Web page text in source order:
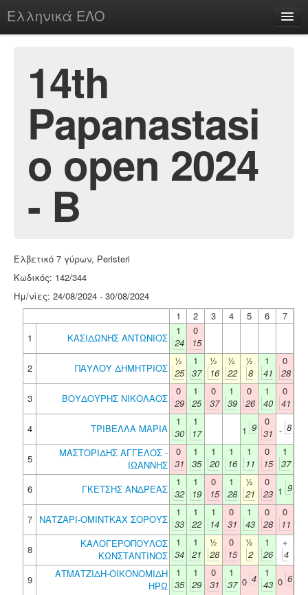
Ελληνικά ΕΛΟ
chesstu.be @ discord
Login
14th
Papanastasi
o open 2024
- B
Ελβετικό 7 γύρων, Peristeri
Κωδικός: 142/344
Ημ/νίες: 24/08/2024 - 30/08/2024
1
2 3 4 5 6
7
1
ΚΑΣΙΔΩΝΗΣ ΑΝΤΩΝΙΟΣ
1
24
0
15
2
ΠΑΥΛΟΥ ΔΗΜΗΤΡΙΟΣ
½
25
1
37
½
16
½
22
½
8
1
41
0
28
3
ΒΟΥΔΟΥΡΗΣ ΝΙΚΟΛΑΟΣ
0
29
1
25
0
37
1
39
0
26
1
40
0
41
4
ΤΡΙΒΕΛΛΑ ΜΑΡΙΑ
1
30
1
17
1 9
0
31 - 8
5
ΜΑΣΤΟΡΙΔΗΣ ΑΓΓΕΛΟΣ -
ΙΩΑΝΝΗΣ
0
31
1
35
1
20
1
16
1
11
0
15
1
37
6
ΓΚΕΤΣΗΣ ΑΝΔΡΕΑΣ
1
32
1
19
0
15
1
28
½
21
0
23 1 9
7 ΝΑΤΖΑΡΙ-ΟΜΙΝΤΚΑΧ ΣΟΡΟΥΣ
1
33
1
22
1
14
0
31
1
43
0
28
0
11
8
ΚΑΛΟΓΕΡΟΠΟΥΛΟΣ
ΚΩΝΣΤΑΝΤΙΝΟΣ
1
34
1
21
½
28
0
15
½
2
1
26
+
4
9
ΑΤΜΑΤΖΙΔΗ-ΟΙΚΟΝΟΜΙΔΗ
ΗΡΩ
1
35
1
29
0
31
1
37 0 4
1
43 0 6